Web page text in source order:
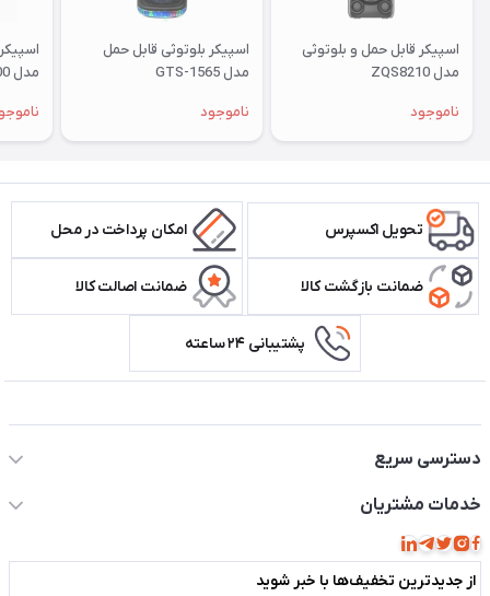
اسپیکر قابل حمل و بلوتوثی
مدل ZQS8210
ناموجود
اسپیکر بلوتوثی قابل حمل
مدل GTS-1565
ناموجود
مدل KTS-1600
تحویل اکسپرس امکان پرداخت در محل
ضمانت بازگشت کالا ضمانت اصالت کالا
پشتیبانی ۲۴ ساعته
دسترسی سریع
حساب کاربری
مجله فروشگاه
لیست محصولات
خدمات مشتریان
قوانین و مقررات
حریم خصوصی
از جدید‌ترین تخفیف‌ها با‌ خبر شوید